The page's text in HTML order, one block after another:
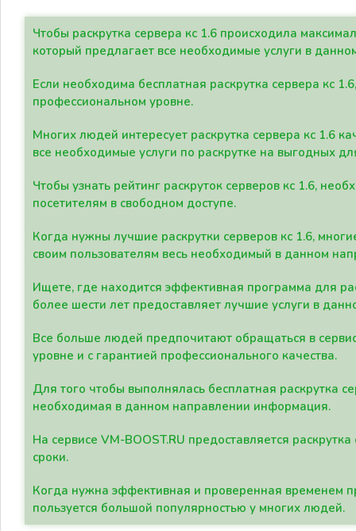
Чтобы раскрутка сервера кс 1.6 происходила
который предлагает все необходимые услуги в
Если необходима бесплатная раскрутка сервера кс
профессиональном уровне.
Многих людей интересует раскрутка сервера кс 1.6
все необходимые услуги по раскрутке на выгодных
Чтобы узнать рейтинг раскруток серверов кс 1.6,
посетителям в свободном доступе.
Когда нужны лучшие раскрутки серверов кс 1.6,
своим пользователям весь необходимый в данном
Ищете, где находится эффективная программа для
более шести лет предоставляет лучшие услуги в
Все больше людей предпочитают обращаться в
уровне и с гарантией профессионального качества.
Для того чтобы выполнялась бесплатная раскрутка
необходимая в данном направлении информация.
На сервисе VM-BOOST.RU предоставляется
сроки.
Когда нужна эффективная и проверенная временем
пользуется большой популярностью у многих людей.